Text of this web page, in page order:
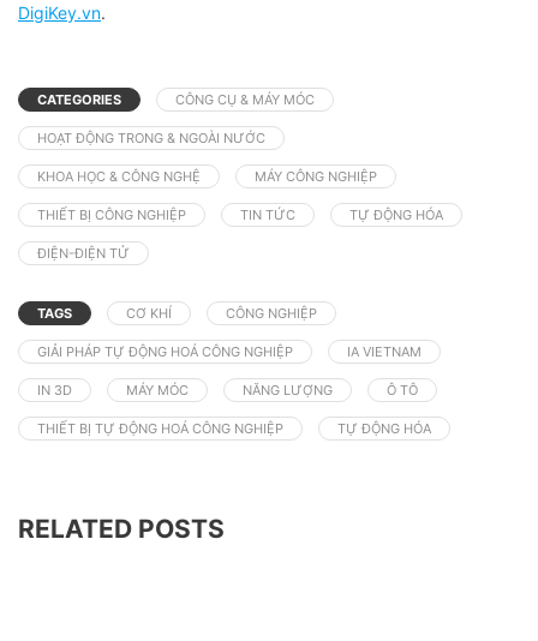
DigiKey.vn.
CATEGORIES CÔNG CỤ & MÁY MÓC
HOẠT ĐỘNG TRONG & NGOÀI NƯỚC
KHOA HỌC & CÔNG NGHỆ MÁY CÔNG NGHIỆP
THIẾT BỊ CÔNG NGHIỆP TIN TỨC TỰ ĐỘNG HÓA
ĐIỆN-ĐIỆN TỬ
TAGS CƠ KHÍ CÔNG NGHIỆP
GIẢI PHÁP TỰ ĐỘNG HOÁ CÔNG NGHIỆP IA VIETNAM
IN 3D MÁY MÓC NĂNG LƯỢNG Ô TÔ
THIẾT BỊ TỰ ĐỘNG HOÁ CÔNG NGHIỆP TỰ ĐỘNG HÓA
RELATED POSTS